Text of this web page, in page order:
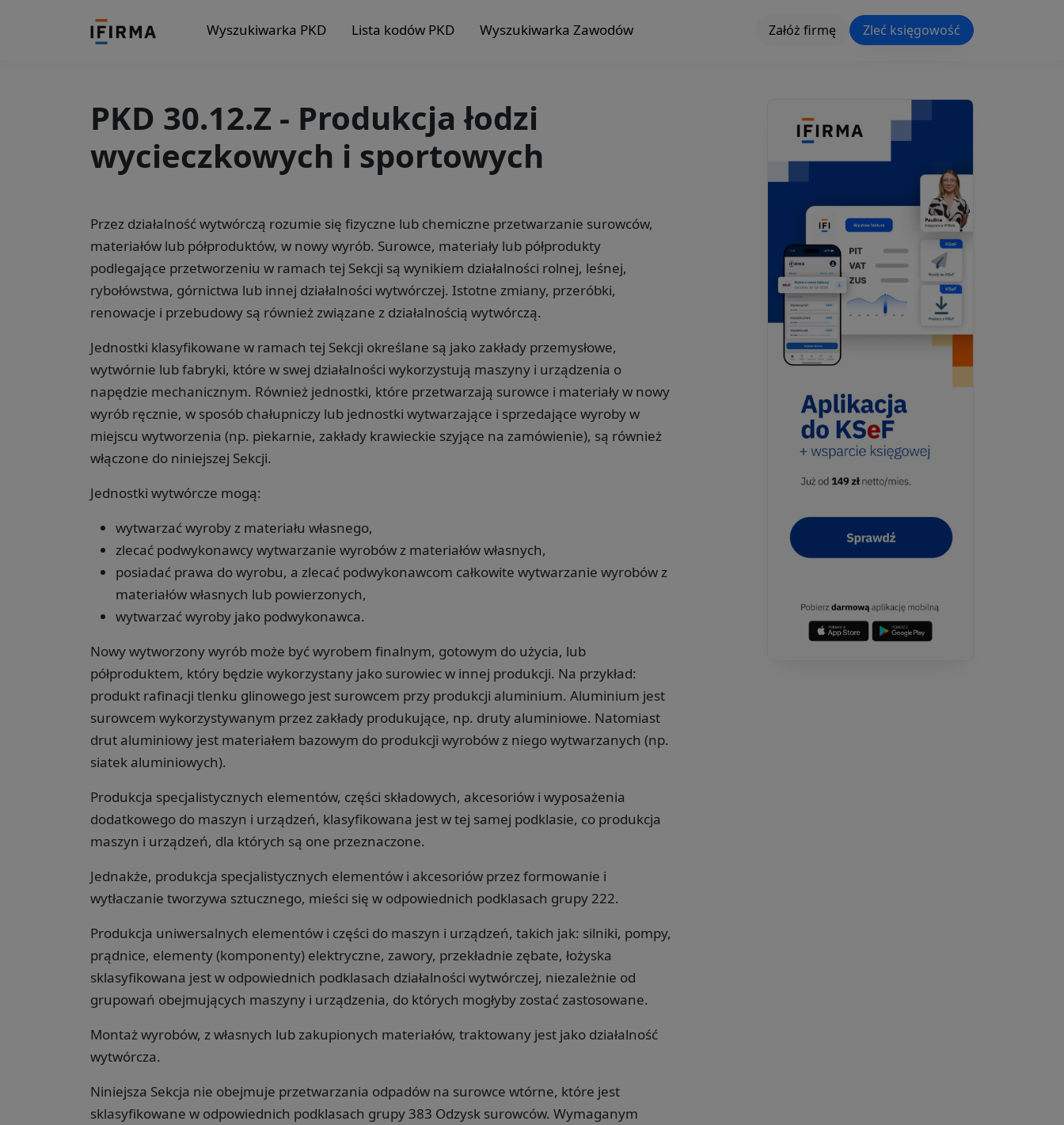
Wyszukiwarka PKD Lista kodów PKD Wyszukiwarka Zawodów Załóż firmę Zleć księgowość
PKD 30.12.Z - Produkcja łodzi
wycieczkowych i sportowych
Przez działalność wytwórczą rozumie się fizyczne lub chemiczne przetwarzanie surowców,
materiałów lub półproduktów, w nowy wyrób. Surowce, materiały lub półprodukty
podlegające przetworzeniu w ramach tej Sekcji są wynikiem działalności rolnej, leśnej,
rybołówstwa, górnictwa lub innej działalności wytwórczej. Istotne zmiany, przeróbki,
renowacje i przebudowy są również związane z działalnością wytwórczą.
Jednostki klasyfikowane w ramach tej Sekcji określane są jako zakłady przemysłowe,
wytwórnie lub fabryki, które w swej działalności wykorzystują maszyny i urządzenia o
napędzie mechanicznym. Również jednostki, które przetwarzają surowce i materiały w nowy
wyrób ręcznie, w sposób chałupniczy lub jednostki wytwarzające i sprzedające wyroby w
miejscu wytworzenia (np. piekarnie, zakłady krawieckie szyjące na zamówienie), są również
włączone do niniejszej Sekcji.
Jednostki wytwórcze mogą:
wytwarzać wyroby z materiału własnego,
zlecać podwykonawcy wytwarzanie wyrobów z materiałów własnych,
posiadać prawa do wyrobu, a zlecać podwykonawcom całkowite wytwarzanie wyrobów z
materiałów własnych lub powierzonych,
wytwarzać wyroby jako podwykonawca.
Nowy wytworzony wyrób może być wyrobem finalnym, gotowym do użycia, lub
półproduktem, który będzie wykorzystany jako surowiec w innej produkcji. Na przykład:
produkt rafinacji tlenku glinowego jest surowcem przy produkcji aluminium. Aluminium jest
surowcem wykorzystywanym przez zakłady produkujące, np. druty aluminiowe. Natomiast
drut aluminiowy jest materiałem bazowym do produkcji wyrobów z niego wytwarzanych (np.
siatek aluminiowych).
Produkcja specjalistycznych elementów, części składowych, akcesoriów i wyposażenia
dodatkowego do maszyn i urządzeń, klasyfikowana jest w tej samej podklasie, co produkcja
maszyn i urządzeń, dla których są one przeznaczone.
Jednakże, produkcja specjalistycznych elementów i akcesoriów przez formowanie i
wytłaczanie tworzywa sztucznego, mieści się w odpowiednich podklasach grupy 222.
Produkcja uniwersalnych elementów i części do maszyn i urządzeń, takich jak: silniki, pompy,
prądnice, elementy (komponenty) elektryczne, zawory, przekładnie zębate, łożyska
sklasyfikowana jest w odpowiednich podklasach działalności wytwórczej, niezależnie od
grupowań obejmujących maszyny i urządzenia, do których mogłyby zostać zastosowane.
Montaż wyrobów, z własnych lub zakupionych materiałów, traktowany jest jako działalność
wytwórcza.
Niniejsza Sekcja nie obejmuje przetwarzania odpadów na surowce wtórne, które jest
sklasyfikowane w odpowiednich podklasach grupy 383 Odzysk surowców. Wymaganym